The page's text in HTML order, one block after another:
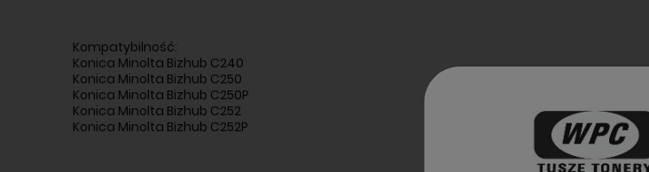
Kompatybilność:
Konica Minolta Bizhub C240
Konica Minolta Bizhub C250
Konica Minolta Bizhub C250P
Konica Minolta Bizhub C252
Konica Minolta Bizhub C252P